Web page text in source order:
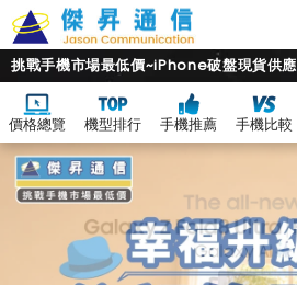
挑戰手機市場最低價~iPhone破盤現貨供應
價格總覽 機型排行 手機推薦 手機比較